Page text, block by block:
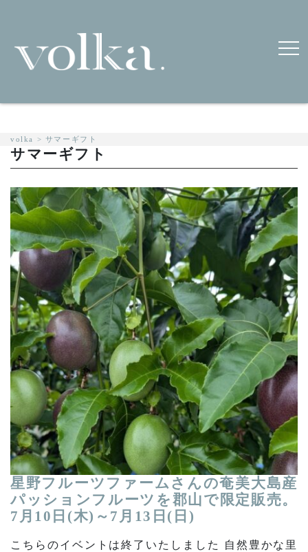
volka > サマーギフト
サマーギフト
星野フルーツファームさんの奄美大島産
パッションフルーツを郡山で限定販売。
7月10日(木)～7月13日(日)
こちらのイベントは終了いたしました 自然豊かな里